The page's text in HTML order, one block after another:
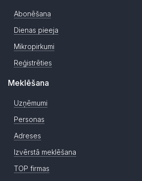
Abonēšana
Dienas pieeja
Mikropirkumi
Reģistrēties
Meklēšana
Uzņēmumi
Personas
Adreses
Izvērstā meklēšana
TOP firmas